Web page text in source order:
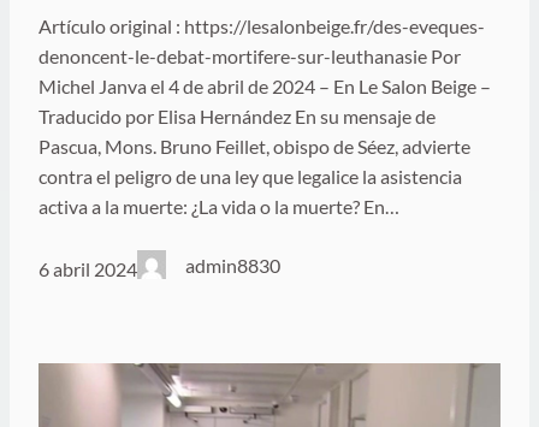
Artículo original : https://lesalonbeige.fr/des-eveques-
denoncent-le-debat-mortifere-sur-leuthanasie Por
Michel Janva el 4 de abril de 2024 – En Le Salon Beige –
Traducido por Elisa Hernández En su mensaje de
Pascua, Mons. Bruno Feillet, obispo de Séez, advierte
contra el peligro de una ley que legalice la asistencia
activa a la muerte: ¿La vida o la muerte? En…
6 abril 2024 admin8830